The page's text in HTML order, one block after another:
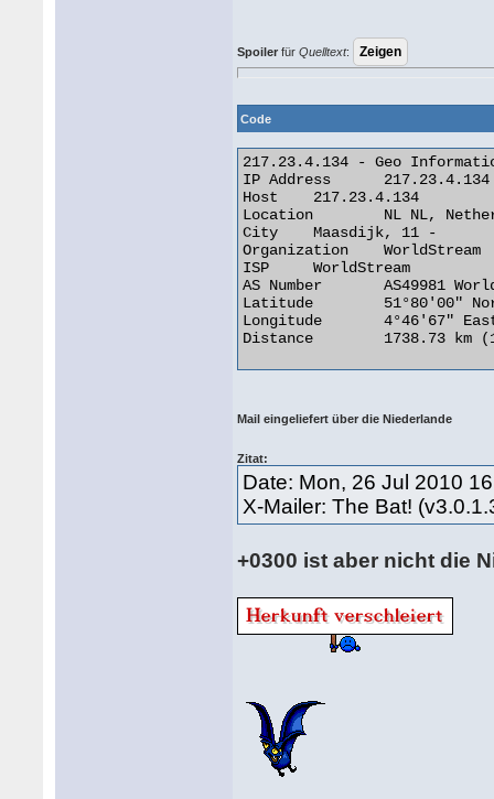
Spoiler fürQuelltext:
Code
217.23.4.134 - Geo
IP Address 	217.23.4.134
Host 	217.23.4.134
Location 	NL NL, Netherlands
City 	Maasdijk, 11 -
Organization 	WorldStream
ISP 	WorldStream
AS Number 	AS49981 WorldStream
Latitude 	51°80'00" North
Longitude 	4°46'67" East
Distance 	1738.73 km (1080.39 miles)
Mail eingeliefert über die Niederlande
Zitat:
Date: Mon, 26 Jul 2010
X-Mailer: The Bat!
+0300 ist aber nicht die